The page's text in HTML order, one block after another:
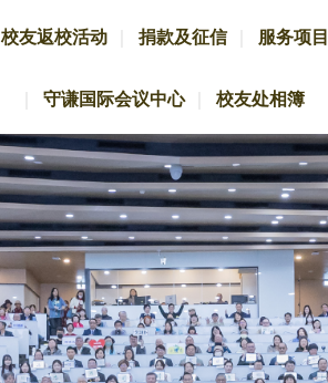
校友返校活动 捐款及征信 服务项目
守谦国际会议中心 校友处相簿